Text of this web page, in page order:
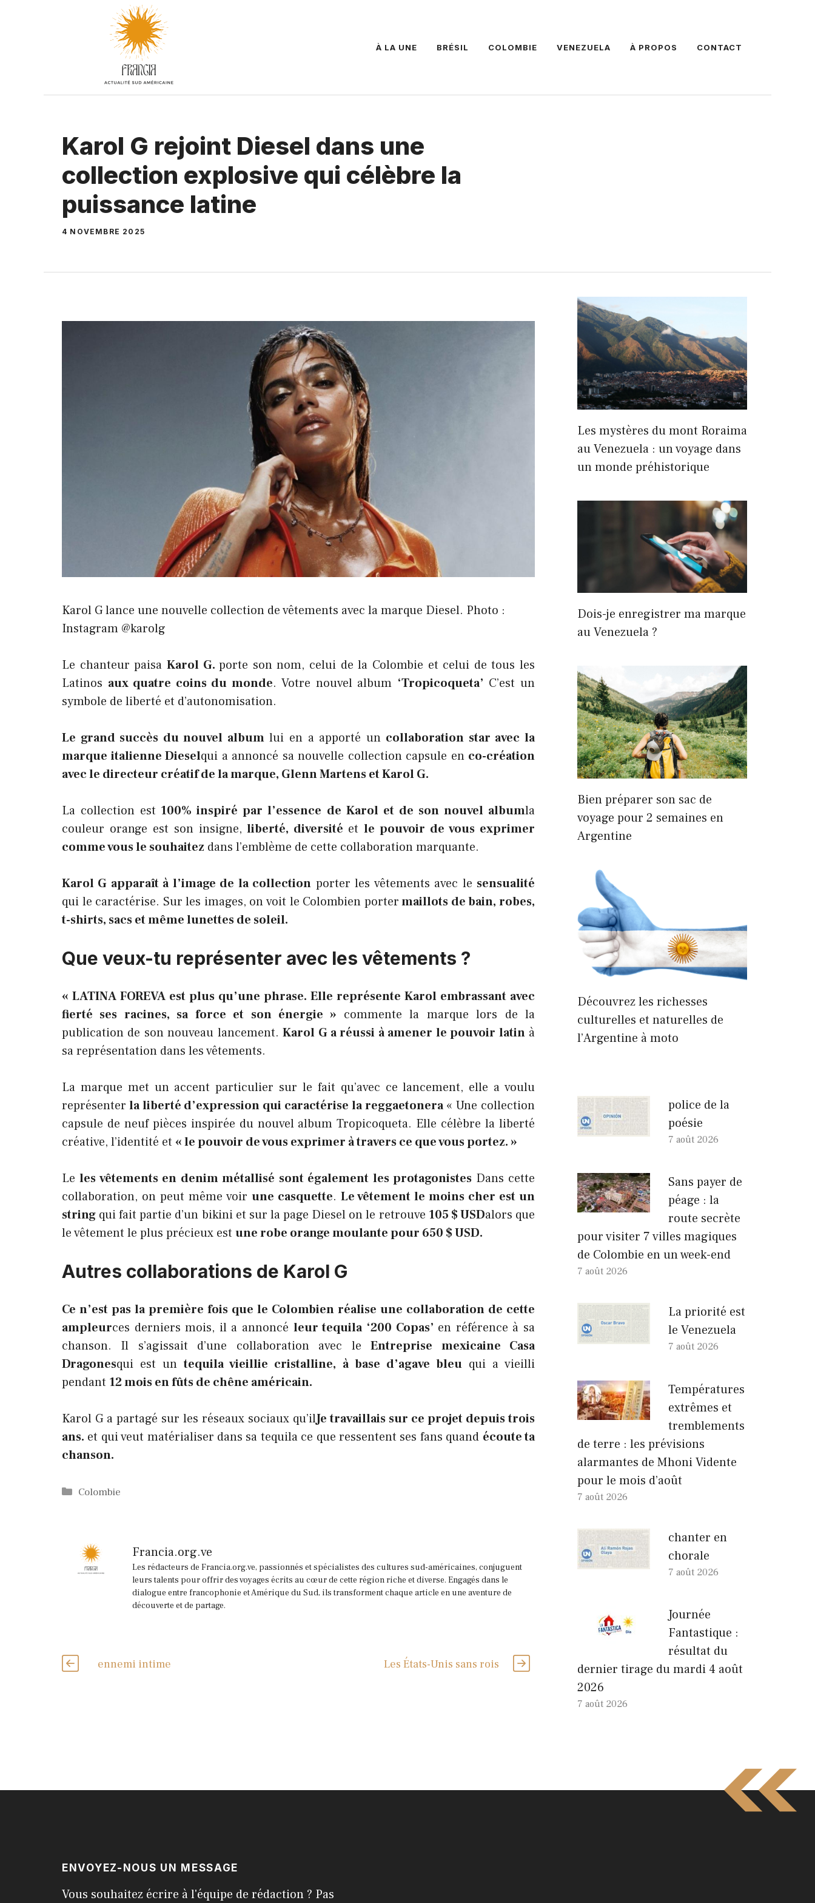
À LA UNE BRÉSIL COLOMBIE VENEZUELA À PROPOS CONTACT
Karol G rejoint Diesel dans une
collection explosive qui célèbre la
puissance latine
4 NOVEMBRE 2025
Karol G lance une nouvelle collection de vêtements avec la marque Diesel. Photo :
Instagram @karolg
Le chanteur paisa Karol G.porte son nom, celui de la Colombie et celui de tous les
Latinos aux quatre coins du monde. Votre nouvel album ‘Tropicoqueta’ C’est un
symbole de liberté et d’autonomisation.
Le grand succès du nouvel albumlui en a apporté un collaboration star avec la
marque italienne Dieselqui a annoncé sa nouvelle collection capsule en co-création
avec le directeur créatif de la marque, Glenn Martens et Karol G.
La collection est 100% inspiré par l’essence de Karol et de son nouvel albumla
couleur orange est son insigne, liberté, diversité etle pouvoir de vous exprimer
comme vous le souhaitez dans l’emblème de cette collaboration marquante.
Karol G apparaît à l’image de la collection porter les vêtements avec le sensualité
qui le caractérise. Sur les images, on voit le Colombien portermaillots de bain, robes,
t-shirts, sacs et même lunettes de soleil.
Que veux-tu représenter avec les vêtements ?
« LATINA FOREVA est plus qu’une phrase. Elle représente Karol embrassant avec
fierté ses racines, sa force et son énergie » commente la marque lors de la
publication de son nouveau lancement.Karol G a réussi à amener le pouvoir latinà
sa représentation dans les vêtements.
La marque met un accent particulier sur le fait qu’avec ce lancement, elle a voulu
représenter la liberté d’expression qui caractérise la reggaetonera« Une collection
capsule de neuf pièces inspirée du nouvel album Tropicoqueta. Elle célèbre la liberté
créative, l’identité et « le pouvoir de vous exprimer à travers ce que vous portez. »
Leles vêtements en denim métallisé sont également les protagonistes Dans cette
collaboration, on peut même voir une casquette. Le vêtement le moins cher est un
string qui fait partie d’un bikini et sur la page Diesel on le retrouve 105 $ USDalors que
le vêtement le plus précieux est une robe orange moulante pour 650 $ USD.
Autres collaborations de Karol G
Ce n’est pas la première fois que le Colombien réalise une collaboration de cette
ampleurces derniers mois, il a annoncé leur tequila ‘200 Copas’ en référence à sa
chanson. Il s’agissait d’une collaboration avec leEntreprise mexicaine Casa
Dragonesqui est untequila vieillie cristalline, à base d’agave bleuqui a vieilli
pendant 12 mois en fûts de chêne américain.
Karol G a partagé sur les réseaux sociaux qu’ilJe travaillais sur ce projet depuis trois
ans. et qui veut matérialiser dans sa tequila ce que ressentent ses fans quand écoute ta
chanson.
Catégories
Colombie
Francia.org.ve
Les rédacteurs de Francia.org.ve, passionnés et spécialistes des cultures sud-américaines, conjuguent
leurs talents pour offrir des voyages écrits au cœur de cette région riche et diverse. Engagés dans le
dialogue entre francophonie et Amérique du Sud, ils transforment chaque article en une aventure de
découverte et de partage.
ennemi intime Les États-Unis sans rois
Les mystères du mont Roraima
au Venezuela : un voyage dans
un monde préhistorique
Dois-je enregistrer ma marque
au Venezuela ?
Bien préparer son sac de
voyage pour 2 semaines en
Argentine
Découvrez les richesses
culturelles et naturelles de
l’Argentine à moto
police de la
poésie
7 août 2026
Sans payer de
péage : la
route secrète
pour visiter 7 villes magiques
de Colombie en un week-end
7 août 2026
La priorité est
le Venezuela
7 août 2026
Températures
extrêmes et
tremblements
de terre : les prévisions
alarmantes de Mhoni Vidente
pour le mois d’août
7 août 2026
chanter en
chorale
7 août 2026
Journée
Fantastique :
résultat du
dernier tirage du mardi 4 août
2026
7 août 2026
ENVOYEZ-NOUS UN MESSAGE
Vous souhaitez écrire à l'équipe de rédaction ? Pas